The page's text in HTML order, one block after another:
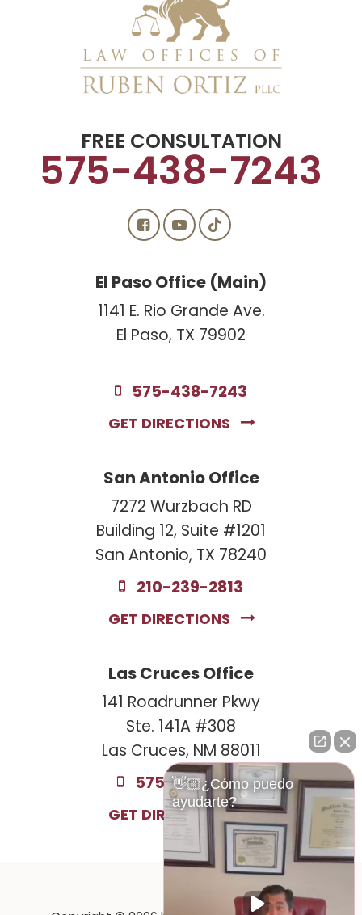
FREE CONSULTATION
575-438-7243
El Paso Office (Main)
1141 E. Rio Grande Ave.
El Paso, TX 79902
575-438-7243
GET DIRECTIONS
San Antonio Office
7272 Wurzbach RD
Building 12, Suite #1201
San Antonio, TX 78240
210-239-2813
GET DIRECTIONS
Las Cruces Office
141 Roadrunner Pkwy
Ste. 141A #308
Las Cruces, NM 88011
575-221-0732
GET DIRECTIONS
👋🏼¿Cómo puedo
ayudarte?